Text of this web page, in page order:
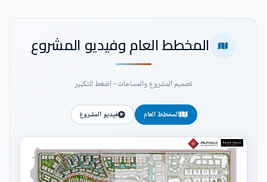
المخطط العام وفيديو المشروع
تصميم المشروع والمساحات - اضغط للتكبير
المخطط العام فيديو المشروع